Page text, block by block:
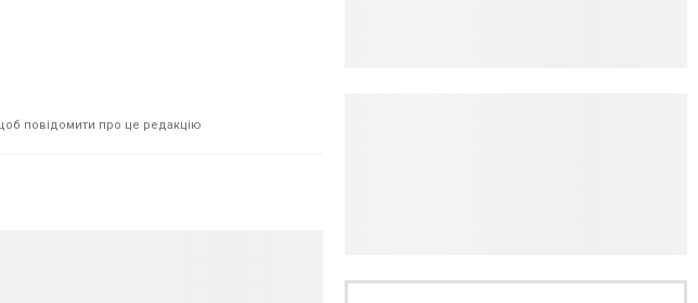
повідомити про це редакцію